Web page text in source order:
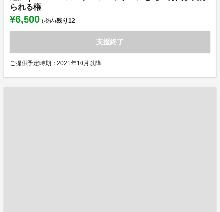
られる権
¥6,500 (税込)残り12
支援終了
ご提供予定時期：2021年10月以降